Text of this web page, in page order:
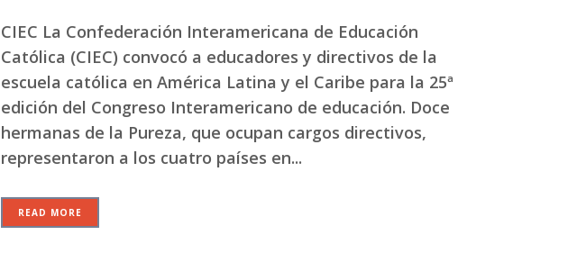
CIEC La Confederación Interamericana de Educación
Católica (CIEC) convocó a educadores y directivos de la
escuela católica en América Latina y el Caribe para la 25ª
edición del Congreso Interamericano de educación. Doce
hermanas de la Pureza, que ocupan cargos directivos,
representaron a los cuatro países en...
READ MORE